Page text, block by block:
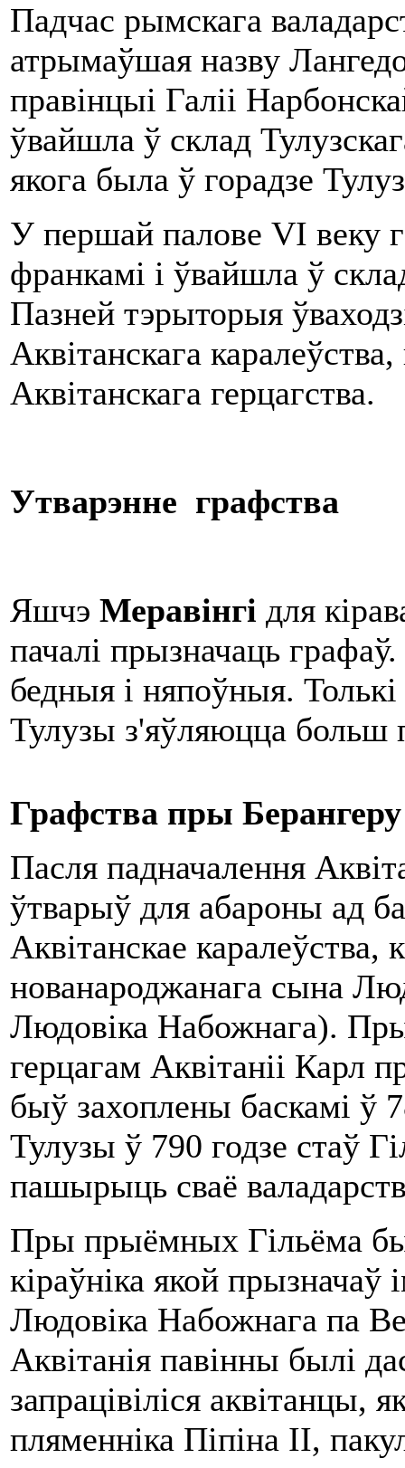
Падчас рымскага
атрымаўшая назву
правінцыі Галіі
ўвайшла ў склад
якога была ў горадзе
У першай палове VI веку
франкамі і ўвайшла ў
Пазней тэрыторыя
Аквітанскага
Аквітанскага герцагства.
Утварэнне графства
Яшчэ Меравінгі для
пачалі прызначаць
бедныя і няпоўныя.
Тулузы з'яўляюцца больш
Графства пры Берангеру
Пасля падначалення
ўтварыў для абароны ад
Аквітанскае каралеўства,
нованароджанага сына
Людовіка Набожнага).
герцагам Аквітаніі Карл
быў захоплены баскамі ў
Тулузы ў 790 годзе стаў
пашырыць сваё
Пры прыёмных Гільёма
кіраўніка якой прызначаў
Людовіка Набожнага па
Аквітанія павінны былі
запрацівіліся аквітанцы,
пляменніка Піпіна II,